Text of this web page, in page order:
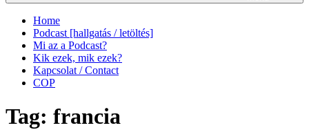
Home
Podcast [hallgatás / letöltés]
Mi az a Podcast?
Kik ezek, mik ezek?
Kapcsolat / Contact
COP
Tag: francia